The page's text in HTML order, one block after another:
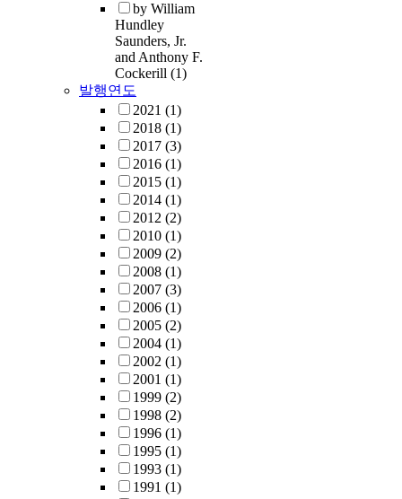
by William
Hundley
Saunders, Jr.
and Anthony F.
Cockerill (1)
발행연도
2021 (1)
2018 (1)
2017 (3)
2016 (1)
2015 (1)
2014 (1)
2012 (2)
2010 (1)
2009 (2)
2008 (1)
2007 (3)
2006 (1)
2005 (2)
2004 (1)
2002 (1)
2001 (1)
1999 (2)
1998 (2)
1996 (1)
1995 (1)
1993 (1)
1991 (1)